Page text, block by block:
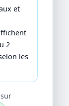
et
2
les